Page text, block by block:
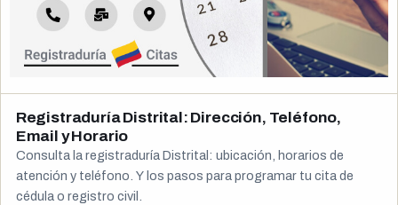
Registraduría Distrital: Dirección, Teléfono,
Email y Horario
Consulta la registraduría Distrital: ubicación, horarios de
atención y teléfono. Y los pasos para programar tu cita de
cédula o registro civil.